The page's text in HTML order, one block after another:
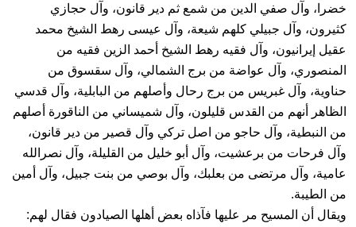
خضرا، وآل صفي الدين من شمع ثم دير قانون، وآل حجازي
كثيرون، وآل جبيلي كلهم شيعة، وآل عيسى رهط الشيخ محمد
عقيل إيرانيون، وآل فقيه رهط الشيخ أحمد الزين فقيه من
المنصوري، وآل عواضة من برج الشمالي، وآل سقسوق من
حناوية، وآل غبريس من برج رحال وأصلهم من البابلية، وآل قدسي
الظاهر أنهم من القدس قليلون، وآل شميساني من الناقورة أصلهم
من النبطية، وآل حاجو من اصل تركي وآل قصير من دير قانون،
وآل فرحات من برعشيت، وآل أبو خليل من القليلة، وآل نصرالله
عامية، وآل مرتضى من بعلبك، وآل بوصي من بنت جبيل، وآل أمين
من الطيبة.
ويقال أن المسيح مر عليها فآذاه بعض أهلها الصيادون فقال لهم: